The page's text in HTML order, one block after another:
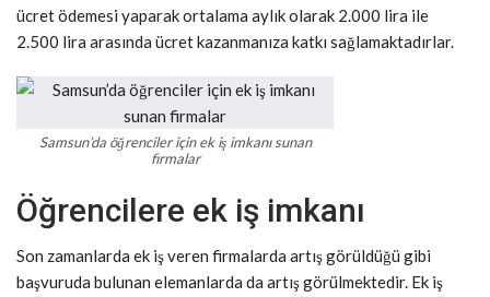
ücret ödemesi yaparak ortalama aylık olarak 2.000 lira ile
2.500 lira arasında ücret kazanmanıza katkı sağlamaktadırlar.
Samsun’da öğrenciler için ek iş imkanı sunan
firmalar
Öğrencilere ek iş imkanı
Son zamanlarda ek iş veren firmalarda artış görüldüğü gibi
başvuruda bulunan elemanlarda da artış görülmektedir. Ek iş